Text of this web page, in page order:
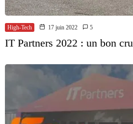
High-Tech 17 juin 2022 5
IT Partners 2022 : un bon cru